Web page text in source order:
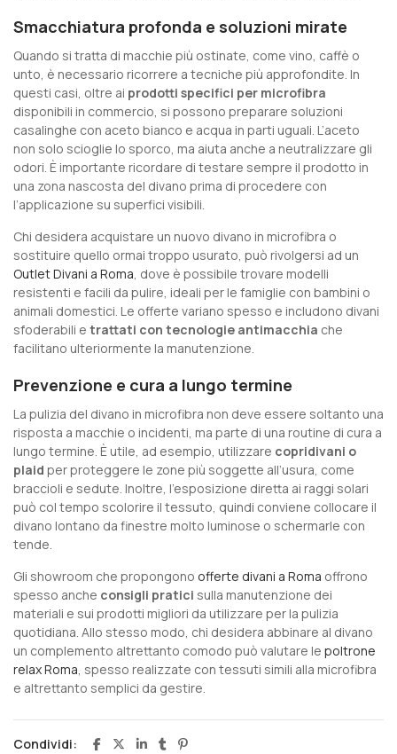
Smacchiatura profonda e soluzioni mirate
Quando si tratta di macchie più ostinate, come vino, caffè o
unto, è necessario ricorrere a tecniche più approfondite. In
questi casi, oltre ai prodotti specifici per microfibra
disponibili in commercio, si possono preparare soluzioni
casalinghe con aceto bianco e acqua in parti uguali. L’aceto
non solo scioglie lo sporco, ma aiuta anche a neutralizzare gli
odori. È importante ricordare di testare sempre il prodotto in
una zona nascosta del divano prima di procedere con
l’applicazione su superfici visibili.
Chi desidera acquistare un nuovo divano in microfibra o
sostituire quello ormai troppo usurato, può rivolgersi ad un
Outlet Divani a Roma, dove è possibile trovare modelli
resistenti e facili da pulire, ideali per le famiglie con bambini o
animali domestici. Le offerte variano spesso e includono divani
sfoderabili e trattati con tecnologie antimacchia che
facilitano ulteriormente la manutenzione.
Prevenzione e cura a lungo termine
La pulizia del divano in microfibra non deve essere soltanto una
risposta a macchie o incidenti, ma parte di una routine di cura a
lungo termine. È utile, ad esempio, utilizzare copridivani o
plaid per proteggere le zone più soggette all’usura, come
braccioli e sedute. Inoltre, l’esposizione diretta ai raggi solari
può col tempo scolorire il tessuto, quindi conviene collocare il
divano lontano da finestre molto luminose o schermarle con
tende.
Gli showroom che propongono offerte divani a Roma offrono
spesso anche consigli pratici sulla manutenzione dei
materiali e sui prodotti migliori da utilizzare per la pulizia
quotidiana. Allo stesso modo, chi desidera abbinare al divano
un complemento altrettanto comodo può valutare le poltrone
relax Roma, spesso realizzate con tessuti simili alla microfibra
e altrettanto semplici da gestire.
Condividi: